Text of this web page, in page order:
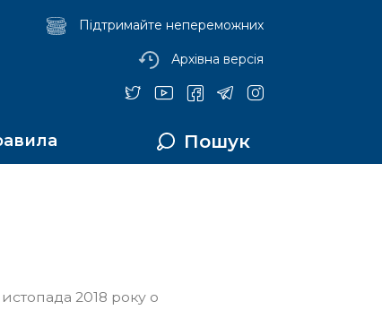
Підтримайте непереможних
Архівна версія
Пошук
2018 року о